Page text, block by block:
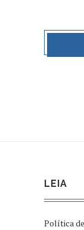
LEIA
Política